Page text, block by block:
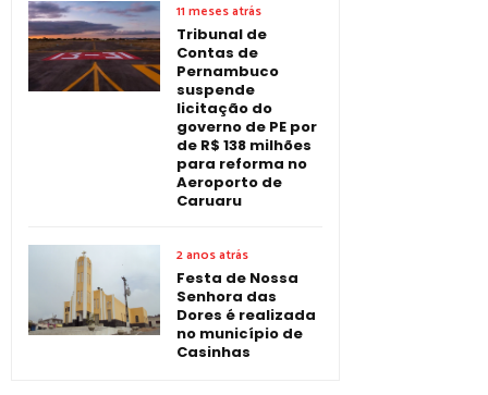
11 meses atrás
Tribunal de
Contas de
Pernambuco
suspende
licitação do
governo de PE por
de R$ 138 milhões
para reforma no
Aeroporto de
Caruaru
2 anos atrás
Festa de Nossa
Senhora das
Dores é realizada
no município de
Casinhas